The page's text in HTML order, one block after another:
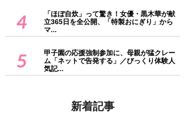
4
「ほぼ自炊」って驚き！女優・黒木華が献
立365日を全公開、「特製おにぎり」から
マ...
5
甲子園の応援強制参加に、母親が猛クレー
ム「ネットで告発する」／びっくり体験人
気記...
新着記事